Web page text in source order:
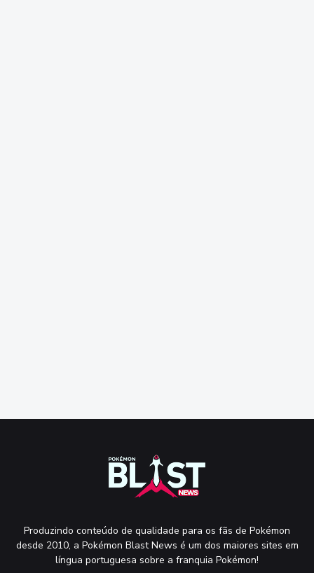
Produzindo conteúdo de qualidade para os fãs de Pokémon
desde 2010, a Pokémon Blast News é um dos maiores sites em
língua portuguesa sobre a franquia Pokémon!